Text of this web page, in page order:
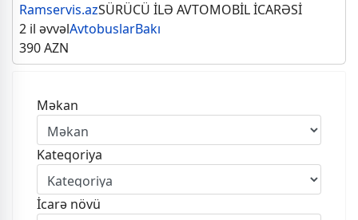
Ramservis.azSÜRÜCÜ İLƏ AVTOMOBİL İCARƏSİ
2 il əvvəlAvtobuslarBakı
390AZN
Məkan
Kateqoriya
İcarə növü